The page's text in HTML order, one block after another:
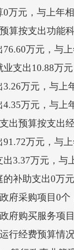
元，与上年相
按支出功能科
万元，与上
出10.88万元
万元，与上年
万元，与上年
预算按支出经
万元，与上
万元，与上
助支出0万元
采购项目0个
购买服务项目
行经费预算情